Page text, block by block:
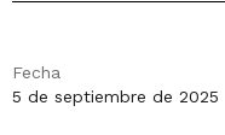
Fecha
5 de septiembre de 2025